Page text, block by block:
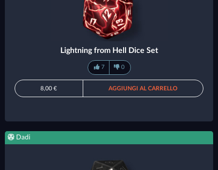
Lightning from Hell Dice Set
7 0
8,00 € AGGIUNGI AL CARRELLO
Dadi